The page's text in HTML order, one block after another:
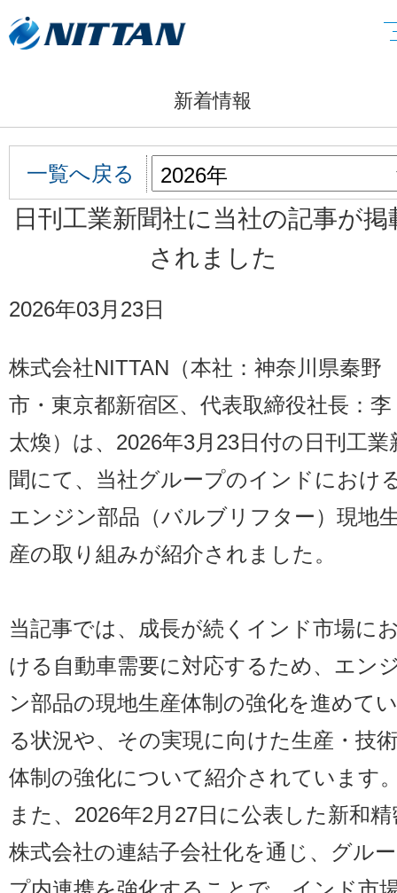
新着情報
一覧へ戻る
日刊工業新聞社に当社の記事が掲
されました
2026年03月23日
株式会社NITTAN（本社：神奈川県秦野
市・東京都新宿区、代表取締役社長：李
太煥）は、2026年3月23日付の日刊工業
聞にて、当社グループのインドにおけ
エンジン部品（バルブリフター）現地
産の取り組みが紹介されました。
当記事では、成長が続くインド市場に
ける自動車需要に対応するため、エン
ン部品の現地生産体制の強化を進めてい
る状況や、その実現に向けた生産・技術
体制の強化について紹介されています
また、2026年2月27日に公表した新和精
株式会社の連結子会社化を通じ、グルー